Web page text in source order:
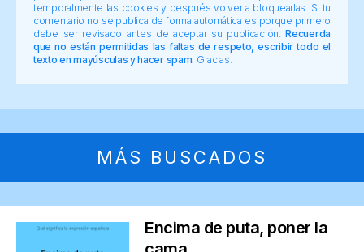
temporalmente las cookies y después volver a bloquearlas. Si tu
comentario no se publica de forma automática es porque primero
debe ser revisado antes de aceptar su publicación.Recuerda
que no están permitidas las faltas de respeto, escribir todo el
texto en mayúsculas y hacer spam. Gracias.
MÁS BUSCADOS
Encima de puta, poner la